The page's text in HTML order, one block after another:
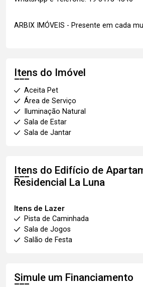
ARBIX IMÓVEIS - Presente em cada
Itens do Imóvel
Aceita Pet
Área de Serviço
Iluminação Natural
Sala de Estar
Sala de Jantar
Itens do Edifício de
Residencial La Luna
Itens de Lazer
Pista de Caminhada
Sala de Jogos
Salão de Festa
Simule um Financiamento